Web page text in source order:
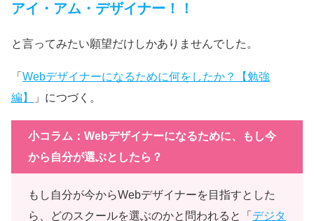
アイ・アム・デザイナー！！
と言ってみたい願望だけしかありませんでした。
「 Webデザイナーになるために何をしたか？【勉強
編】
」につづく。
小コラム：Webデザイナーになるために、もし今
から自分が選ぶとしたら？
もし自分が今からWebデザイナーを目指すとした
ら、どのスクールを選ぶのかと問われると「 デジタ